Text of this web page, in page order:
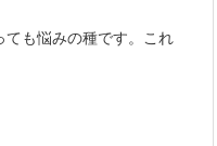
も悩みの種です。これ